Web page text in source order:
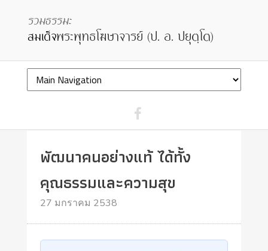
พัฒนาคนอย่างแท้ ได้ทั้ง
คุณธรรมและความสุข
27 มกราคม 2538